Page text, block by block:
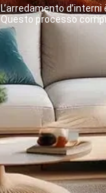
L’arredamento
Questo processo